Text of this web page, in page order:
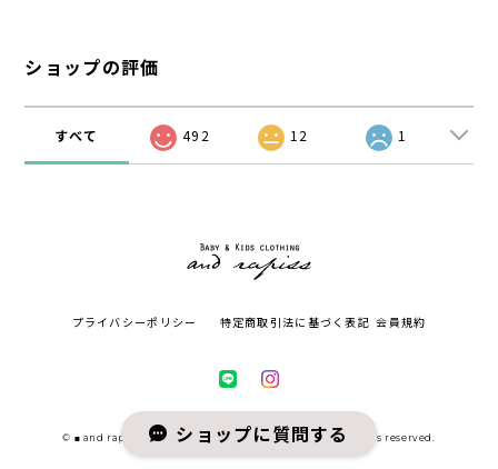
ショップの評価
すべて 492 12 1
プライバシーポリシー 特定商取引法に基づく表記 会員規約
© ■ and rapiss アンドラピス ■ こども服セレクトショップ All rights reserved.
ショップに質問する